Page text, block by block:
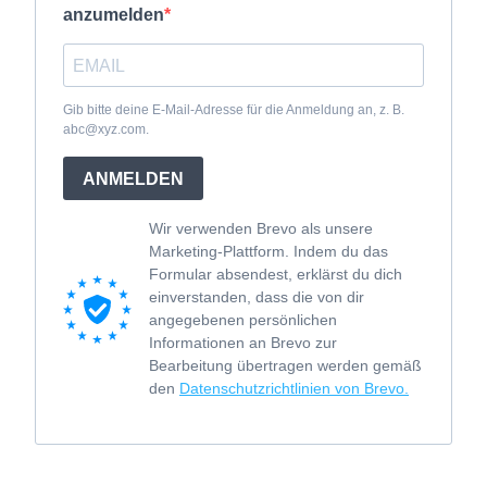
anzumelden
Gib bitte deine E-Mail-Adresse für die Anmeldung an, z. B.
abc@xyz.com.
ANMELDEN
Wir verwenden Brevo als unsere
Marketing-Plattform. Indem du das
Formular absendest, erklärst du dich
einverstanden, dass die von dir
angegebenen persönlichen
Informationen an Brevo zur
Bearbeitung übertragen werden gemäß
den Datenschutzrichtlinien von Brevo.